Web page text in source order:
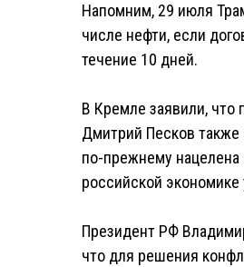
Напомним, 29 июля
числе нефти, если
течение 10 дней.
В Кремле заявили, что
Дмитрий Песков также
по-прежнему нацелена
российской
Президент РФ
что для решения